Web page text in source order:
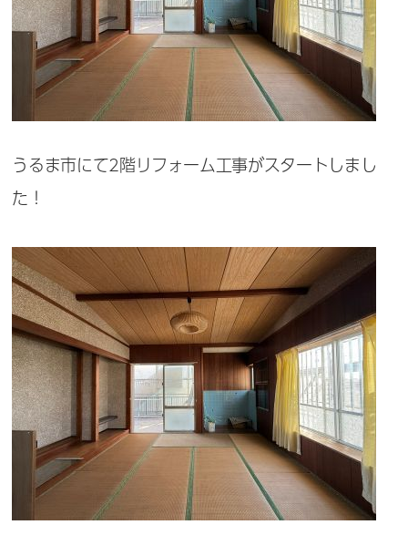
うるま市にて2階リフォーム工事がスタートしまし
た！